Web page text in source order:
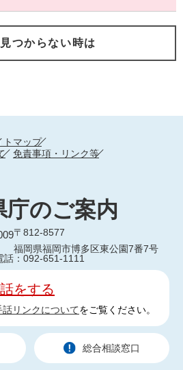
つからない時は
トマップ
免責事項・リンク等
庁のご案内
〒812-8577
福岡県福岡市博多区東公園7番7号
話：092-651-1111
をする
話リンクについてをご覧ください。
総合相談窓口